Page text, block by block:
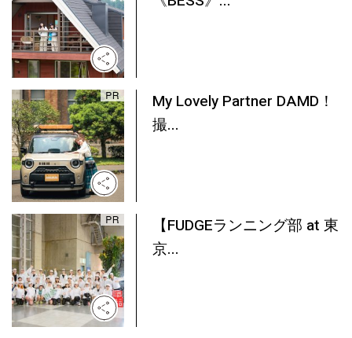
My Lovely Partner DAMD！
撮...
【FUDGEランニング部 at 東
京...